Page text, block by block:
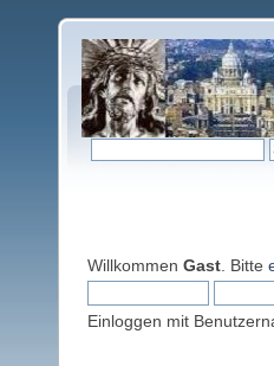
Willkommen Gast . Bitte
Einloggen mit